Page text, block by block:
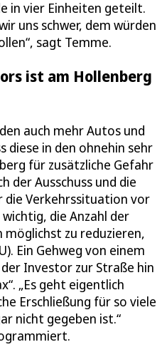
in vier Einheiten geteilt.
uns schwer, dem würden
sagt Temme.
ist am Hollenberg
auch mehr Autos und
diese in den ohnehin sehr
für zusätzliche Gefahr
der Ausschuss und die
die Verkehrssituation vor
die Anzahl der
zu reduzieren,
Ein Gehweg von einem
Investor zur Straße hin
„Es geht eigentlich
Erschließung für so viele
nicht gegeben ist.“